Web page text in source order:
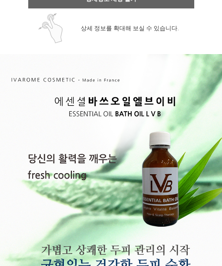
상세 정보를 확대해 보실 수 있습니다.